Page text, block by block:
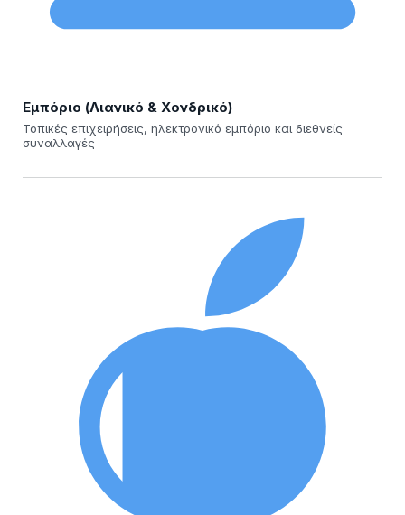
Εμπόριο (Λιανικό & Χονδρικό)
Τοπικές επιχειρήσεις, ηλεκτρονικό εμπόριο και διεθνείς
συναλλαγές